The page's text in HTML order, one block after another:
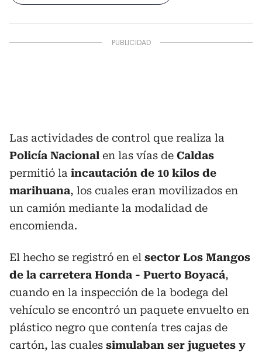
Las actividades de control que realiza la
Policía Nacional en las vías de Caldas
permitió la incautación de 10 kilos de
marihuana, los cuales eran movilizados en
un camión mediante la modalidad de
encomienda.
El hecho se registró en el sector Los Mangos
de la carretera Honda - Puerto Boyacá,
cuando en la inspección de la bodega del
vehículo se encontró un paquete envuelto en
plástico negro que contenía tres cajas de
cartón, las cuales simulaban ser juguetes y